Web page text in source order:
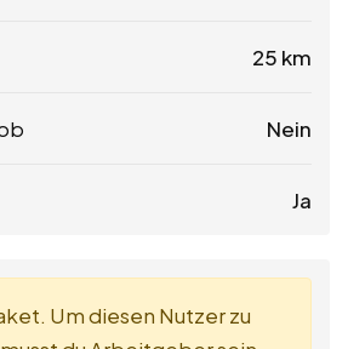
25 km
Nein
Ja
Um diesen Nutzer zu